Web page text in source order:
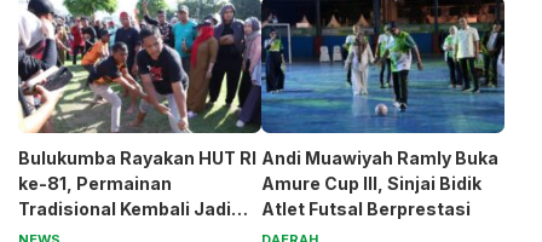
Bulukumba Rayakan HUT RI
ke-81, Permainan
Tradisional Kembali Jadi
Magnet
Andi Muawiyah Ramly Buka
Amure Cup III, Sinjai Bidik
Atlet Futsal Berprestasi